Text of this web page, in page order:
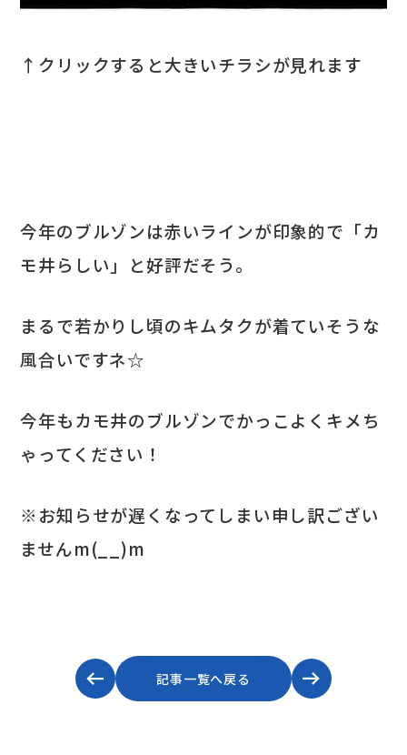
↑クリックすると大きいチラシが見れます
今年のブルゾンは赤いラインが印象的で「カ
モ井らしい」と好評だそう。
まるで若かりし頃のキムタクが着ていそうな
風合いですネ☆
今年もカモ井のブルゾンでかっこよくキメち
ゃってください！
※お知らせが遅くなってしまい申し訳ござい
ませんm(__)m
記事一覧へ戻る